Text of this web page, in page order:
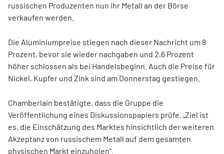
russischen Produzenten nun ihr Metall an der Börse
verkaufen werden.
Die Aluminiumpreise stiegen nach dieser Nachricht um 8
Prozent, bevor sie wieder nachgaben und 2,6 Prozent
höher schlossen als bei Handelsbeginn. Auch die Preise für
Nickel, Kupfer und Zink sind am Donnerstag gestiegen.
Chamberlain bestätigte, dass die Gruppe die
Veröffentlichung eines Diskussionspapiers prüfe. „Ziel ist
es, die Einschätzung des Marktes hinsichtlich der weiteren
Akzeptanz von russischem Metall auf dem gesamten
physischen Markt einzuholen“.